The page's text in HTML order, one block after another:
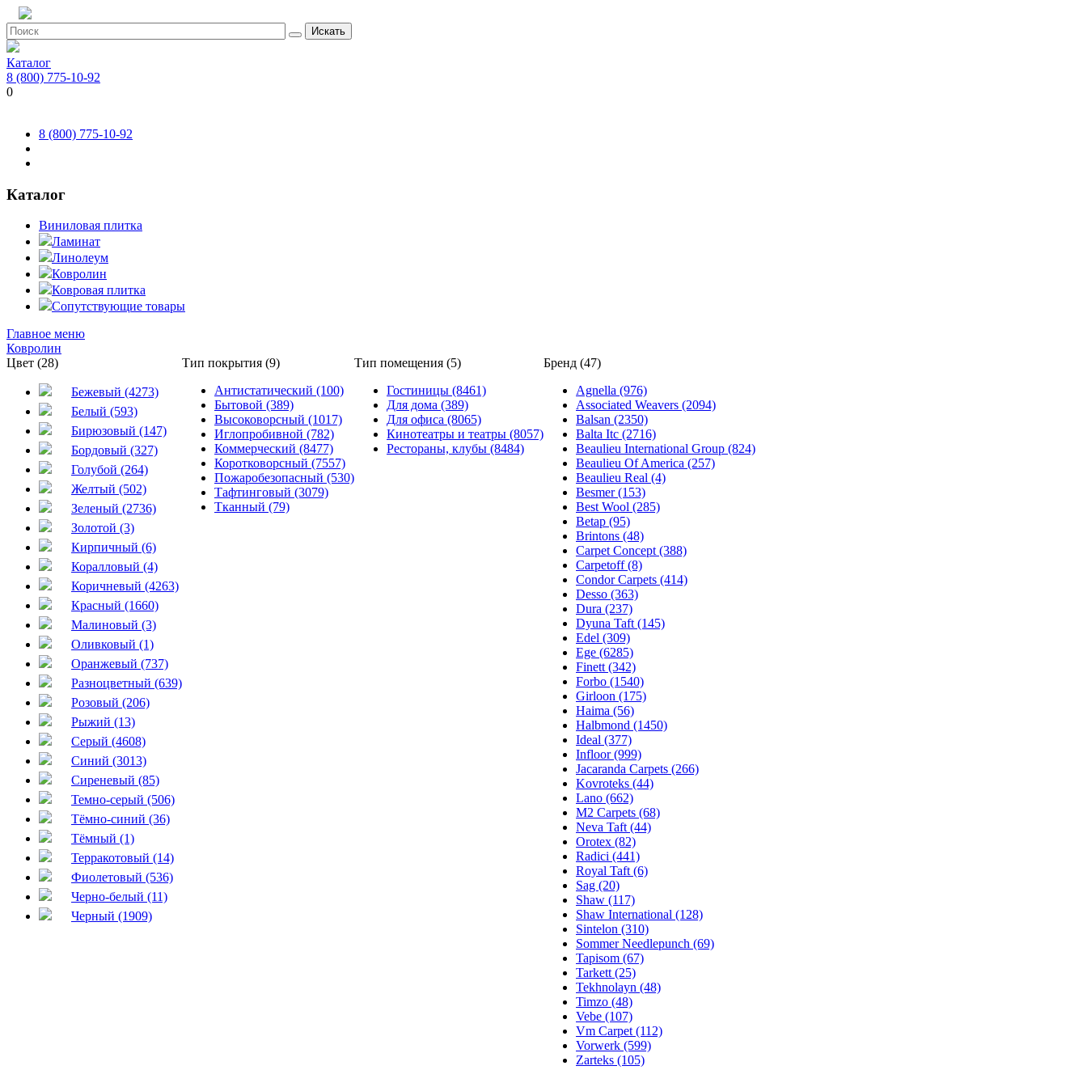
Искать
Каталог
8 (800) 775-10-92
0
8 (800) 775-10-92
Каталог
Виниловая плитка
Ламинат
Линолеум
Ковролин
Ковровая плитка
Сопутствующие товары
Главное меню
Ковролин
Цвет (28)
Бежевый (4273)
Белый (593)
Бирюзовый (147)
Бордовый (327)
Голубой (264)
Желтый (502)
Зеленый (2736)
Золотой (3)
Кирпичный (6)
Коралловый (4)
Коричневый (4263)
Красный (1660)
Малиновый (3)
Оливковый (1)
Оранжевый (737)
Разноцветный (639)
Розовый (206)
Рыжий (13)
Серый (4608)
Синий (3013)
Сиреневый (85)
Темно-серый (506)
Тёмно-синий (36)
Тёмный (1)
Терракотовый (14)
Фиолетовый (536)
Черно-белый (11)
Черный (1909)
Тип покрытия (9)
Антистатический (100)
Бытовой (389)
Высоковорсный (1017)
Иглопробивной (782)
Коммерческий (8477)
Коротковорсный (7557)
Пожаробезопасный (530)
Тафтинговый (3079)
Тканный (79)
Тип помещения (5)
Гостиницы (8461)
Для дома (389)
Для офиса (8065)
Кинотеатры и театры (8057)
Рестораны, клубы (8484)
Бренд (47)
Agnella (976)
Associated Weavers (2094)
Balsan (2350)
Balta Itc (2716)
Beaulieu International Group (824)
Beaulieu Of America (257)
Beaulieu Real (4)
Besmer (153)
Best Wool (285)
Betap (95)
Brintons (48)
Carpet Concept (388)
Carpetoff (8)
Condor Carpets (414)
Desso (363)
Dura (237)
Dyuna Taft (145)
Edel (309)
Ege (6285)
Finett (342)
Forbo (1540)
Girloon (175)
Haima (56)
Halbmond (1450)
Ideal (377)
Infloor (999)
Jacaranda Carpets (266)
Kovroteks (44)
Lano (662)
M2 Carpets (68)
Neva Taft (44)
Orotex (82)
Radici (441)
Royal Taft (6)
Sag (20)
Shaw (117)
Shaw International (128)
Sintelon (310)
Sommer Needlepunch (69)
Tapisom (67)
Tarkett (25)
Tekhnolayn (48)
Timzo (48)
Vebe (107)
Vm Carpet (112)
Vorwerk (599)
Zarteks (105)